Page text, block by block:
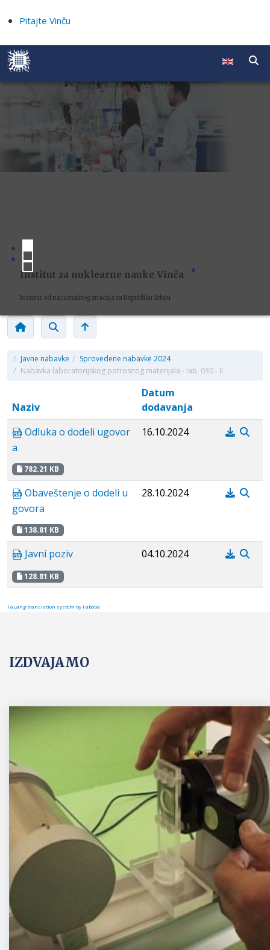
Pitajte Vinču
Institut za nuklearne nauke Vinča
Institut od nacionalnog značaja za Republiku Srbiju
/ Javne nabavke / Sprovedene nabavke 2024
/ Nabavka laboratorijskog potrosnog materijala - lab. 030 - II
Naziv
Datum
dodavanja
Odluka o dodeli ugovor
a
782.21 KB
16.10.2024
Obaveštenje o dodeli u
govora
138.81 KB
28.10.2024
Javni poziv
128.81 KB
04.10.2024
FaLang translation system by Faboba
IZDVAJAMO